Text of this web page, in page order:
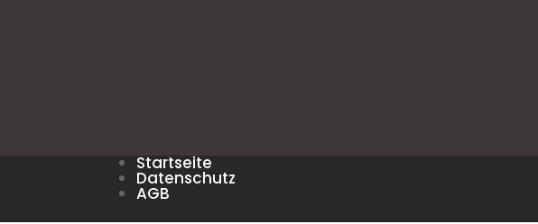
Startseite
Datenschutz
AGB